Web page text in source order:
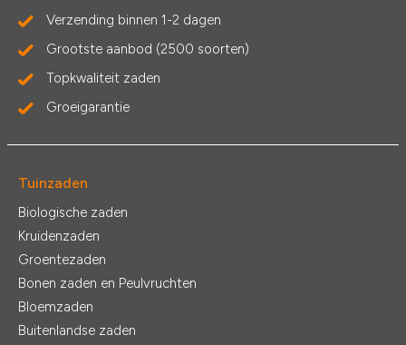
Verzending binnen 1-2 dagen
Grootste aanbod (2500 soorten)
Topkwaliteit zaden
Groeigarantie
Tuinzaden
Biologische zaden
Kruidenzaden
Groentezaden
Bonen zaden en Peulvruchten
Bloemzaden
Buitenlandse zaden